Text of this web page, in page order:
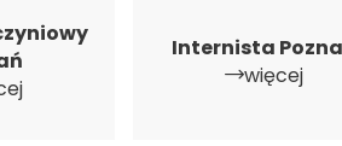
Internista
więcej